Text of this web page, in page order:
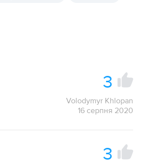
3
Volodymyr Khlopan
16 серпня 2020
3